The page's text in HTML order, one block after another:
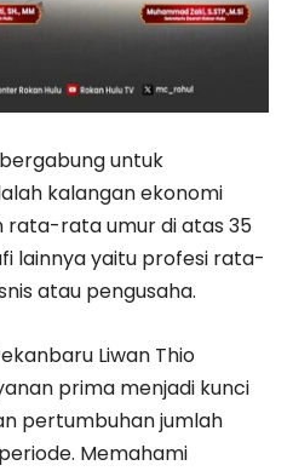
untuk
kalangan ekonomi
rata-rata umur di atas 35
lainnya yaitu profesi rata-
atau pengusaha.
Liwan Thio
prima menjadi kunci
pertumbuhan jumlah
Memahami